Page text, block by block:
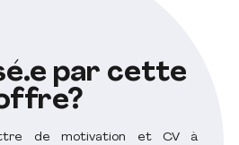
par cette
de motivation et CV à